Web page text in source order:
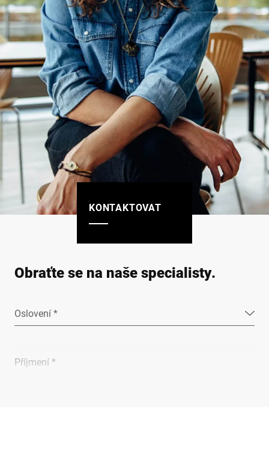
KONTAKTOVAT
Obraťte se na naše specialisty.
Oslovení *
Příjmení *